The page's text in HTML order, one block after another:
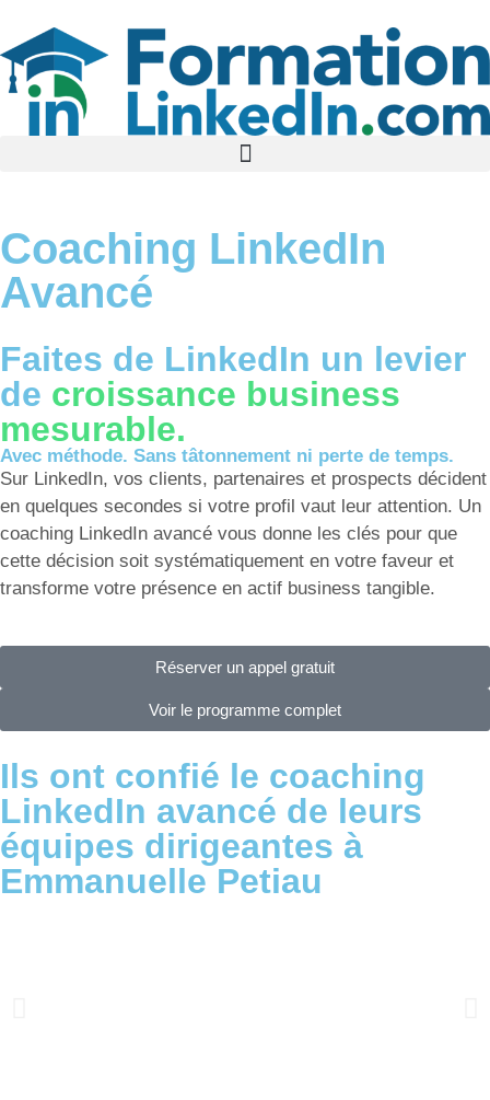
Coaching LinkedIn
Avancé
Faites de LinkedIn un levier
de croissance business
mesurable.
Avec méthode. Sans tâtonnement ni perte de temps.
Sur LinkedIn, vos clients, partenaires et prospects décident
en quelques secondes si votre profil vaut leur attention. Un
coaching LinkedIn avancé vous donne les clés pour que
cette décision soit systématiquement en votre faveur et
transforme votre présence en actif business tangible.
Réserver un appel gratuit
Voir le programme complet
Ils ont confié le coaching
LinkedIn avancé de leurs
équipes dirigeantes à
Emmanuelle Petiau